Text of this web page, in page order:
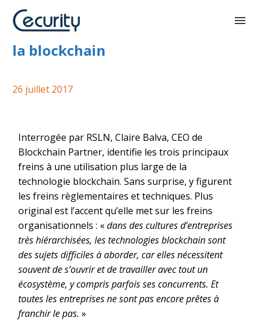
Les freins à l’usage généralisé de
la blockchain
26 juillet 2017
Interrogée par RSLN, Claire Balva, CEO de
Blockchain Partner, identifie les trois principaux
freins à une utilisation plus large de la
technologie blockchain. Sans surprise, y figurent
les freins règlementaires et techniques. Plus
original est l’accent qu’elle met sur les freins
organisationnels : «dans des cultures d’entreprises
très hiérarchisées, les technologies blockchain sont
des sujets difficiles à aborder, car elles nécessitent
souvent de s’ouvrir et de travailler avec tout un
écosystème, y compris parfois ses concurrents. Et
toutes les entreprises ne sont pas encore prêtes à
franchir le pas. »